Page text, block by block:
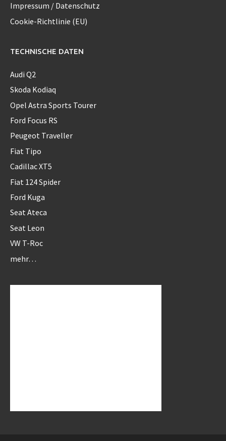
Impressum / Datenschutz
Cookie-Richtlinie (EU)
TECHNISCHE DATEN
Audi Q2
Skoda Kodiaq
Opel Astra Sports Tourer
Ford Focus RS
Peugeot Traveller
Fiat Tipo
Cadillac XT5
Fiat 124 Spider
Ford Kuga
Seat Ateca
Seat Leon
VW T-Roc
mehr…